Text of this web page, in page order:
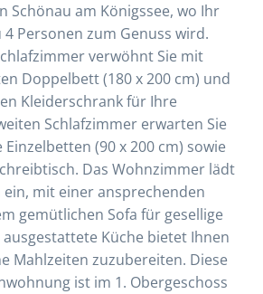
Schönau am Königssee, wo Ihr
Personen zum Genuss wird.
verwöhnt Sie mit
Doppelbett (180 x 200 cm) und
Kleiderschrank für Ihre
Schlafzimmer erwarten Sie
(90 x 200 cm) sowie
Das Wohnzimmer lädt
mit einer ansprechenden
gemütlichen Sofa für gesellige
Küche bietet Ihnen
Mahlzeiten zuzubereiten. Diese
ist im 1. Obergeschoss